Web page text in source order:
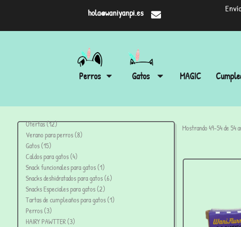
hola@waniyanpi.es
Perros Gatos MAGIC
Ofertas 12
Verano para perros 8
Gatos 15
Caldos para gatos 4
Snack funcionales para gatos 1
Snacks deshidratados para gatos 6
Snacks Especiales para gatos 2
Tartas de cumpleaños para gatos 1
Perros 3
HAIRY PAWTTER 3
Mostrando 49–54 de 54